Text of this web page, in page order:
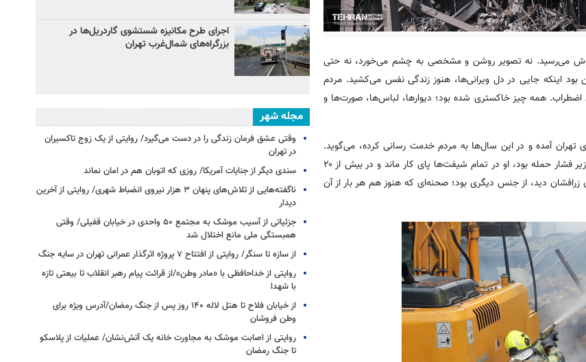
گوش می‌رسید. نه تصویر روشن و مشخصی به چشم می‌خورد، نه حتی
اینکه جایی در دل ویرانی‌ها، هنوز زندگی نفس می‌کشید. مردم
اضطراب. همه چیز خاکستری شده بود؛ دیوارها، لباس‌ها، صورت‌ها و
آمده و در این سال‌ها به مردم خدمت رسانی کرده، می‌گوید.
او متاهل است و یک پسر دو ساله دارد. اما در روزهای جنگ اخیر، وقتی کشور زیر فشار حمله بود، او در تمام شیفت‌ها پای کار ماند و در بیش از ۲۰
دید، از جنس دیگری بود؛ صحنه‌ای که هنوز هم هر بار از آن
اجرای طرح مکانیزه شستشوی گاردریل‌ها در
بزرگراه‌های شمال‌غرب تهران
مجله شهر
وقتی عشق فرمان زندگی را در دست می‌گیرد/ روایتی از یک زوج تاکسیران
در تهران
سندی دیگر از جنایات آمریکا/ روزی که اتوبان هم در امان نماند
ناگفته‌هایی از تلاش‌های پنهان ۳ هزار نیروی انضباط شهری/ روایتی از آخرین
دیدار
جزئیاتی از آسیب موشک به مجتمع ۵۰ واحدی در خیابان قفیلی/ وقتی
همبستگی ملی مانع اختلال شد
از سازه تا سنگر/ روایتی از افتتاح ۷ پروژه اثرگذار عمرانی تهران در سایه جنگ
روایتی از خداحافظی با «مادر وطن»/از قرائت پیام‌ رهبر انقلاب تا بیعتی تازه
با شهدا
از خیابان فلاح تا هتل لاله ۱۴۰ روز پس از جنگ رمضان/آدرس ویژه برای
وطن فروشان
روایتی از اصابت موشک به مجاورت خانه یک آتش‌نشان/ عملیات از پلاسکو
تا جنگ رمضان